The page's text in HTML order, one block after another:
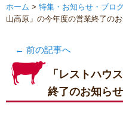
ホーム > 特集・お知らせ・ブロ
山高原」の今年度の営業終了の
← 前の記事へ
「レストハウ
終了のお知らせ